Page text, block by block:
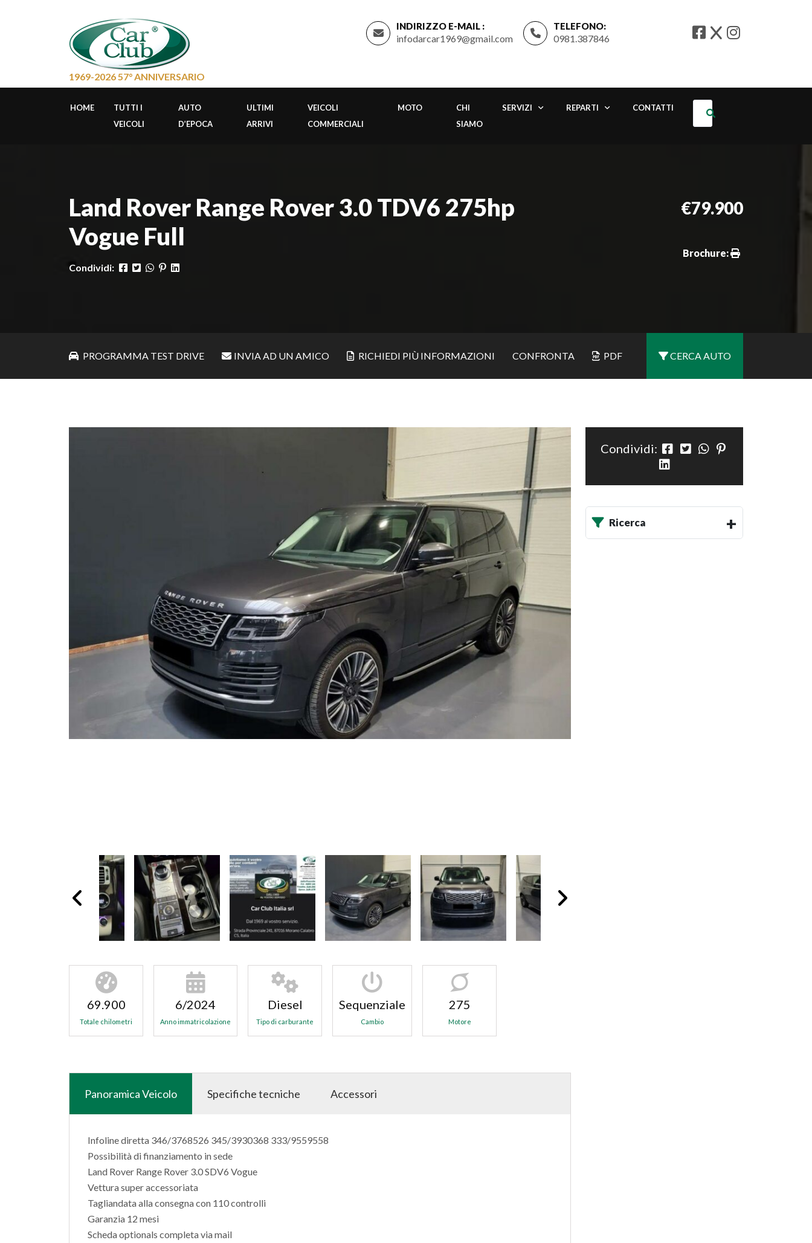
INDIRIZZO E-MAIL :
infodarcar1969@gmail.com
TELEFONO:
0981.387846
1969-2026 57° ANNIVERSARIO
HOME
TUTTI I
VEICOLI
AUTO
D’EPOCA
ULTIMI
ARRIVI
VEICOLI
COMMERCIALI
MOTO
CHI
SIAMO
SERVIZI REPARTI CONTATTI
Land Rover Range Rover 3.0 TDV6 275hp
Vogue Full
Condividi:
€79.900
Brochure:
CERCA AUTO
PROGRAMMA TEST DRIVE INVIA AD UN AMICO RICHIEDI PIÙ INFORMAZIONI CONFRONTA PDF
69.900
Totale chilometri
6/2024
Anno immatricolazione
Diesel
Tipo di carburante
Sequenziale
Cambio
275
Motore
Panoramica Veicolo Specifiche tecniche Accessori
Infoline diretta 346/3768526 345/3930368 333/9559558
Possibilità di finanziamento in sede
Land Rover Range Rover 3.0 SDV6 Vogue
Vettura super accessoriata
Tagliandata alla consegna con 110 controlli
Garanzia 12 mesi
Scheda optionals completa via mail
Condividi:
Ricerca